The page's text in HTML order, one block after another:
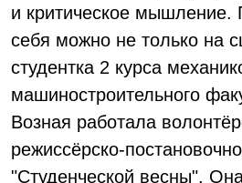
и критическое мышление.
себя можно не только на
студентка 2 курса
машиностроительного
Возная работала
режиссёрско-
"Студенческой весны".